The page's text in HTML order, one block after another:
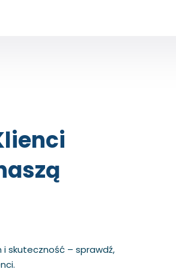
skuteczność – sprawdź,
krajów.
językach i
szczerze podziękować
Pani za przeprowadzenie szkoleń
kompleksowe wsparcie – od